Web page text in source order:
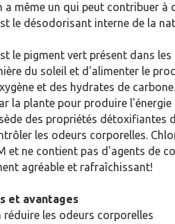
a même un qui peut contribuer
le désodorisant interne de la
le pigment vert présent dans
du soleil et d'alimenter le
et des hydrates de
la plante pour produire l'énergie
des propriétés détoxifiantes
les odeurs corporelles.
et ne contient pas d'agents de
agréable et rafraîchissant!
et avantages
réduire les odeurs corporelles